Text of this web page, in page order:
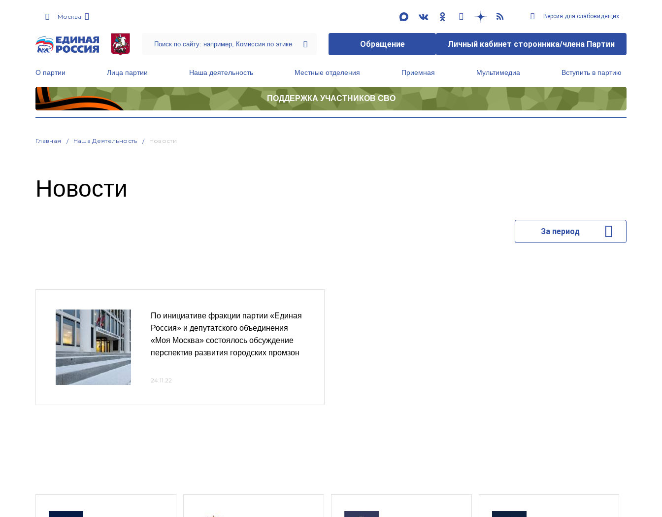
Москва Версия для слабовидящих
Обращение Личный кабинет сторонника/члена Партии
О партии Лица партии Наша деятельность Местные отделения Приемная Мультимедиа Вступить в партию
ПОДДЕРЖКА УЧАСТНИКОВ СВО
Главная Наша Деятельность Новости
Новости
За период
По инициативе фракции партии «Единая
Россия» и депутатского объединения
«Моя Москва» состоялось обсуждение
перспектив развития городских промзон
24.11.22